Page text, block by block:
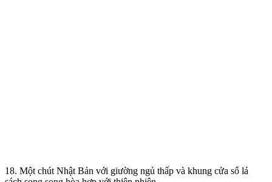
18. Một chút Nhật Bản với giường ngủ thấp và khung cửa sổ lá